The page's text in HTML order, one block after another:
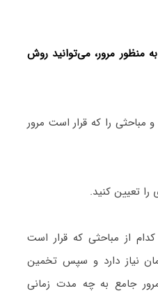
منظور مرور، می‌توانید روش
مباحثی را که قرار است مرور
از مباحثی که قرار است
نیاز دارد و سپس تخمین
جامع به چه مدت زمانی